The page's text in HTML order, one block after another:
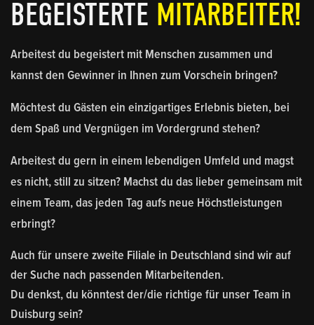
BEGEISTERTE MITARBEITER!
Arbeitest du begeistert mit Menschen zusammen und
kannst den Gewinner in Ihnen zum Vorschein bringen?
Möchtest du Gästen ein einzigartiges Erlebnis bieten, bei
dem Spaß und Vergnügen im Vordergrund stehen?
Arbeitest du gern in einem lebendigen Umfeld und magst
es nicht, still zu sitzen? Machst du das lieber gemeinsam mit
einem Team, das jeden Tag aufs neue Höchstleistungen
erbringt?
Auch für unsere zweite Filiale in Deutschland sind wir auf
der Suche nach passenden Mitarbeitenden.
Du denkst, du könntest der/die richtige für unser Team in
Duisburg sein?